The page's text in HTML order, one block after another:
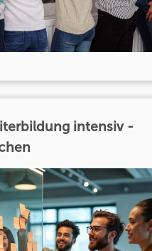
intensiv -